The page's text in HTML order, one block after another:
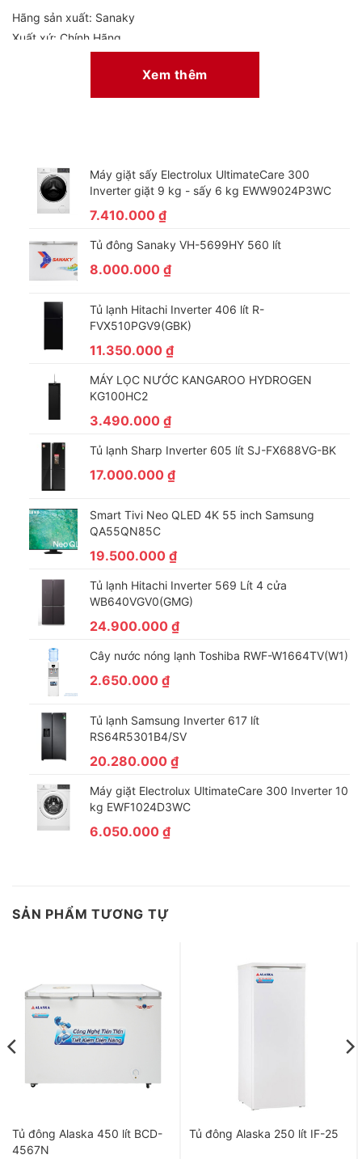
Hãng sản xuất: Sanaky
Xuất xứ: Chính Hãng
Loại tủ: Tủ mát 2 cánh trên dưới
Model: VH-408W3
Công suất: 156.3W
Điện áp (V): 220v/50Hz
Điều chỉnh nhiệt độ: Có
Cánh tủ: Bằng kính chịu lực trong suốt
Nhiệt độ: 0℃ ～ 10℃
Khóa tủ: Có
Gas: R600a
Xem thêm
Máy giặt sấy Electrolux UltimateCare 300
Inverter giặt 9 kg - sấy 6 kg EWW9024P3WC
7.410.000 ₫
Tủ đông Sanaky VH-5699HY 560 lít
8.000.000 ₫
Tủ lạnh Hitachi Inverter 406 lít R-
FVX510PGV9(GBK)
11.350.000 ₫
MÁY LỌC NƯỚC KANGAROO HYDROGEN
KG100HC2
3.490.000 ₫
Tủ lạnh Sharp Inverter 605 lít SJ-FX688VG-BK
17.000.000 ₫
Smart Tivi Neo QLED 4K 55 inch Samsung
QA55QN85C
19.500.000 ₫
Tủ lạnh Hitachi Inverter 569 Lít 4 cửa
WB640VGV0(GMG)
24.900.000 ₫
Cây nước nóng lạnh Toshiba RWF-W1664TV(W1)
2.650.000 ₫
Tủ lạnh Samsung Inverter 617 lít
RS64R5301B4/SV
20.280.000 ₫
Máy giặt Electrolux UltimateCare 300 Inverter 10
kg EWF1024D3WC
6.050.000 ₫
SẢN PHẨM TƯƠNG TỰ
Tủ đông Alaska 450 lít BCD-
4567N
Tủ đông Alaska 250 lít IF-25